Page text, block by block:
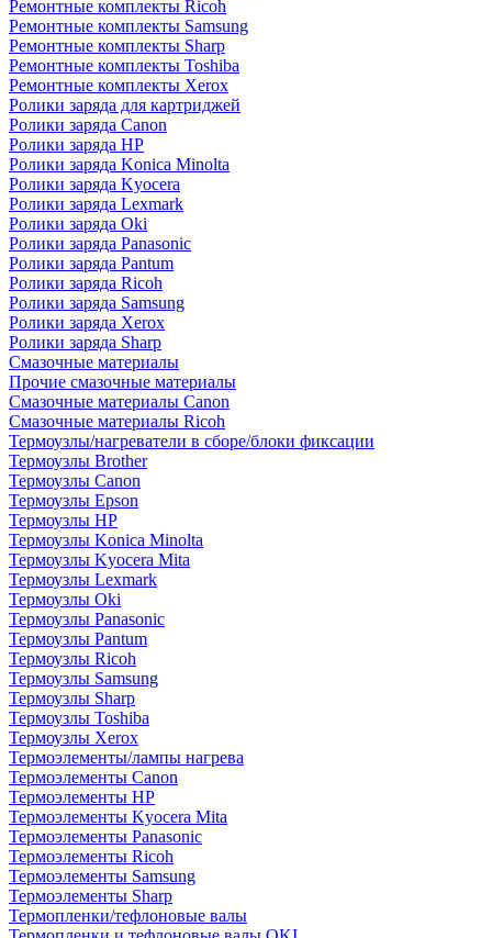
Ремонтные комплекты Ricoh
Ремонтные комплекты Samsung
Ремонтные комплекты Sharp
Ремонтные комплекты Toshiba
Ремонтные комплекты Xerox
Ролики заряда для картриджей
Ролики заряда Canon
Ролики заряда HP
Ролики заряда Konica Minolta
Ролики заряда Kyocera
Ролики заряда Lexmark
Ролики заряда Oki
Ролики заряда Panasonic
Ролики заряда Pantum
Ролики заряда Ricoh
Ролики заряда Samsung
Ролики заряда Xerox
Ролики заряда Sharp
Смазочные материалы
Прочие смазочные материалы
Смазочные материалы Canon
Смазочные материалы Ricoh
Термоузлы/нагреватели в сборе/блоки фиксации
Термоузлы Brother
Термоузлы Canon
Термоузлы Epson
Термоузлы HP
Термоузлы Konica Minolta
Термоузлы Kyocera Mita
Термоузлы Lexmark
Термоузлы Oki
Термоузлы Panasonic
Термоузлы Pantum
Термоузлы Ricoh
Термоузлы Samsung
Термоузлы Sharp
Термоузлы Toshiba
Термоузлы Xerox
Термоэлементы/лампы нагрева
Термоэлементы Canon
Термоэлементы HP
Термоэлементы Kyocera Mita
Термоэлементы Panasonic
Термоэлементы Ricoh
Термоэлементы Samsung
Термоэлементы Sharp
Термопленки/тефлоновые валы